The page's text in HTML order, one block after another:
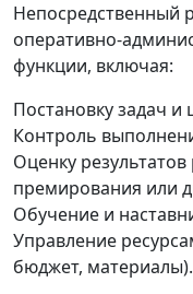
Непосредственный
оперативно-
функции, включая:
Постановку задач и
Контроль
Оценку
премирования или
Обучение и
Управление
бюджет, материалы).